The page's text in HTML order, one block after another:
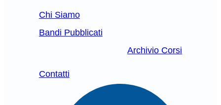
Chi Siamo
Bandi Pubblicati
Archivio Corsi
Contatti